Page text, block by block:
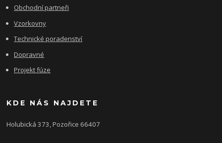
Obchodní partneři
Vzorkovny
Technické poradenství
Dopravné
Projekt fúze
KDE NÁS NAJDETE
Holubická 373, Pozořice 66407